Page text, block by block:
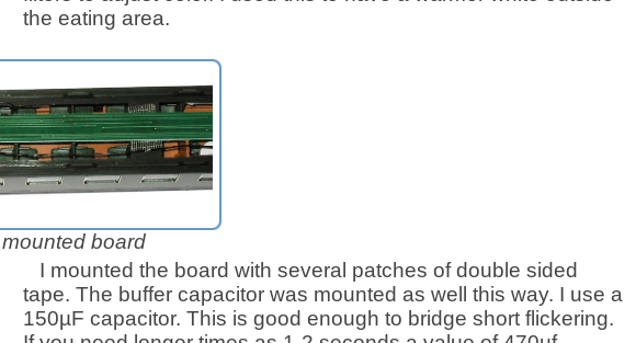
the eating area.
mounted board
I mounted the board with several patches of double sided
tape. The buffer capacitor was mounted as well this way. I use a
150µF capacitor. This is good enough to bridge short flickering.